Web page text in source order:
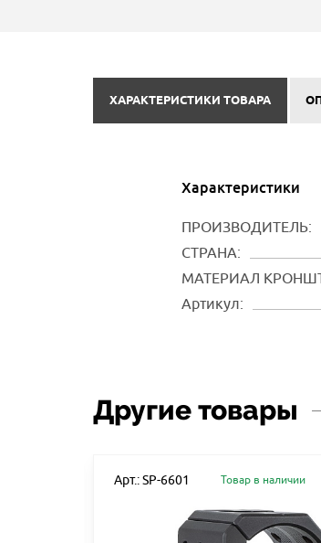
ХАРАКТЕРИСТИКИ ТОВАРА
Характеристики
ПРОИЗВОДИТЕЛЬ:
СТРАНА:
МАТЕРИАЛ
Артикул:
Другие товары
Арт.: SP-6601 Товар в наличии